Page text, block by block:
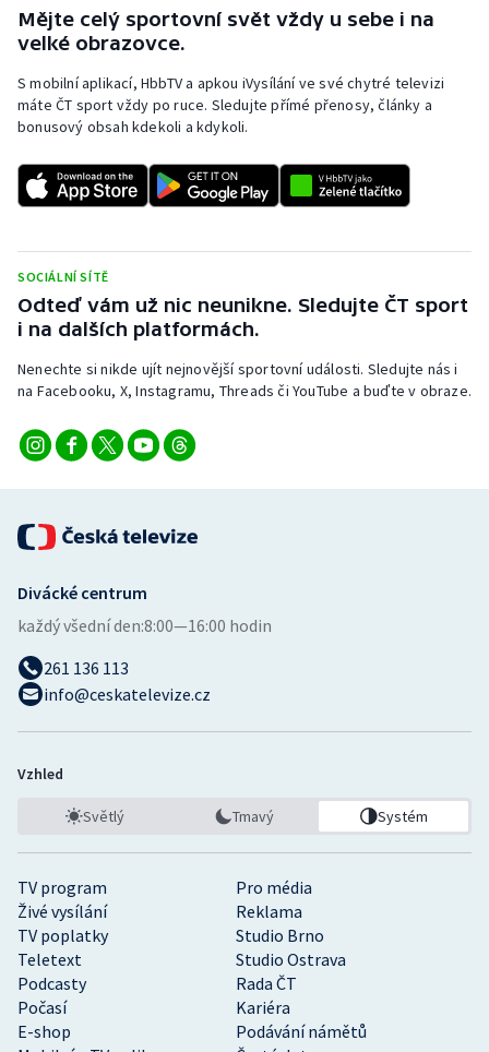
Sportovní střelba
Stolní tenis
Triatlon
Veslování
Vodní slalom
Volejbal
Mějte celý sportovní svět vždy u sebe i na
velké obrazovce.
S mobilní aplikací, HbbTV a apkou iVysílání ve své chytré televizi
máte ČT sport vždy po ruce. Sledujte přímé přenosy, články a
bonusový obsah kdekoli a kdykoli.
SOCIÁLNÍ SÍTĚ
Odteď vám už nic neunikne. Sledujte ČT sport
i na dalších platformách.
Nenechte si nikde ujít nejnovější sportovní události. Sledujte nás i
na Facebooku, X, Instagramu, Threads či YouTube a buďte v obraze.
TV program
Pro média
Živé vysílání
Reklama
TV poplatky
Studio Brno
Teletext
Studio Ostrava
Podcasty
Rada ČT
Počasí
Kariéra
E-shop
Podávání námětů
Divácké centrum
každý všední den:8:00—16:00 hodin
261 136 113
info@ceskatelevize.cz
Vzhled
Světlý Tmavý Systém